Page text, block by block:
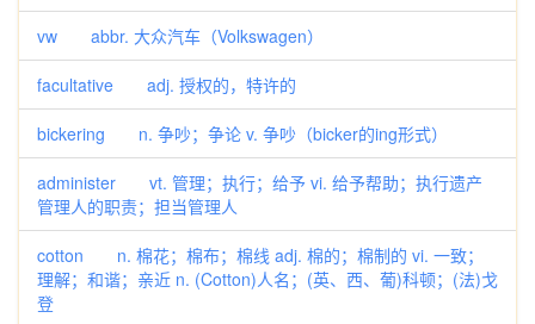
vw abbr. 大众汽车（Volkswagen）
facultative adj. 授权的，特许的
bickering n. 争吵；争论 v. 争吵（bicker的ing形式）
administer vt. 管理；执行；给予 vi. 给予帮助；执行遗产
管理人的职责；担当管理人
cotton n. 棉花；棉布；棉线 adj. 棉的；棉制的 vi. 一致；
理解；和谐；亲近 n. (Cotton)人名；(英、西、葡)科顿；(法)戈
登